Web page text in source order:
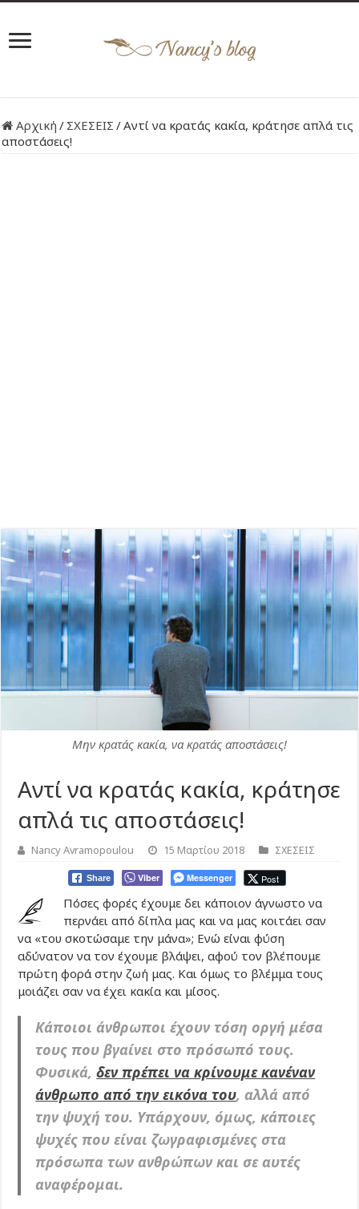
Αρχική / ΣΧΕΣΕΙΣ /Αντί να κρατάς κακία, κράτησε απλά τις
αποστάσεις!
Μην κρατάς κακία, να κρατάς αποστάσεις!
Αντί να κρατάς κακία, κράτησε
απλά τις αποστάσεις!
Nancy Avramopoulou 15 Μαρτίου 2018 ΣΧΕΣΕΙΣ
Share Viber Messenger Post
Πόσες φορές έχουμε δει κάποιον άγνωστο να
περνάει από δίπλα μας και να μας κοιτάει σαν
να «του σκοτώσαμε την μάνα»; Ενώ είναι φύση
αδύνατον να τον έχουμε βλάψει, αφού τον βλέπουμε
πρώτη φορά στην ζωή μας. Και όμως το βλέμμα τους
μοιάζει σαν να έχει κακία και μίσος.
Κάποιοι άνθρωποι έχουν τόση οργή μέσα
τους που βγαίνει στο πρόσωπό τους.
Φυσικά,δεν πρέπει να κρίνουμε κανέναν
άνθρωπο από την εικόνα του, αλλά από
την ψυχή του. Υπάρχουν, όμως, κάποιες
ψυχές που είναι ζωγραφισμένες στα
πρόσωπα των ανθρώπων και σε αυτές
αναφέρομαι.